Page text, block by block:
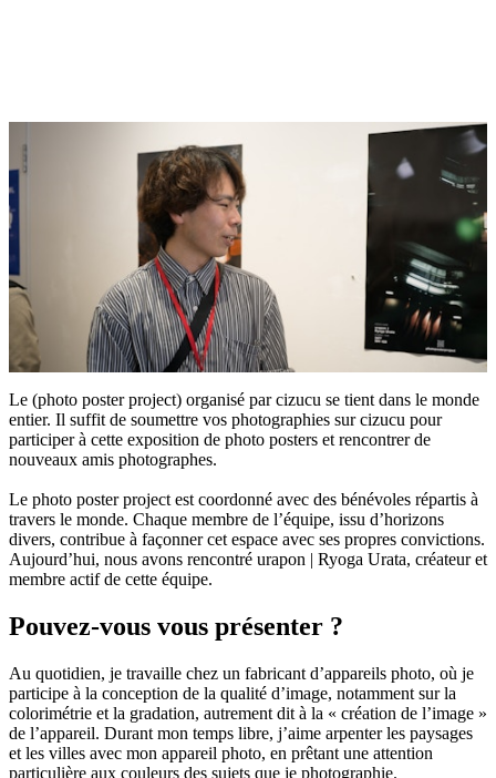
Le (photo poster project) organisé par cizucu se tient dans le monde
entier. Il suffit de soumettre vos photographies sur cizucu pour
participer à cette exposition de photo posters et rencontrer de
nouveaux amis photographes.
Le photo poster project est coordonné avec des bénévoles répartis à
travers le monde. Chaque membre de l’équipe, issu d’horizons
divers, contribue à façonner cet espace avec ses propres convictions.
Aujourd’hui, nous avons rencontré urapon | Ryoga Urata, créateur et
membre actif de cette équipe.
Pouvez-vous vous présenter ?
Au quotidien, je travaille chez un fabricant d’appareils photo, où je
participe à la conception de la qualité d’image, notamment sur la
colorimétrie et la gradation, autrement dit à la « création de l’image »
de l’appareil. Durant mon temps libre, j’aime arpenter les paysages
et les villes avec mon appareil photo, en prêtant une attention
particulière aux couleurs des sujets que je photographie.